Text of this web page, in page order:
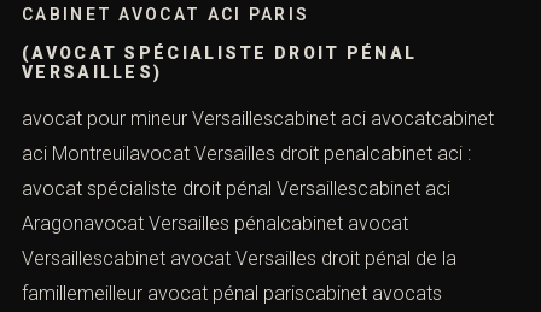
CABINET AVOCAT ACI PARIS
(AVOCAT SPÉCIALISTE DROIT PÉNAL
VERSAILLES)
avocat pour mineur Versaillescabinet aci avocatcabinet
aci Montreuilavocat Versailles droit penalcabinet aci :
avocat spécialiste droit pénal Versaillescabinet aci
Aragonavocat Versailles pénalcabinet avocat
Versaillescabinet avocat Versailles droit pénal de la
famillemeilleur avocat pénal pariscabinet avocats